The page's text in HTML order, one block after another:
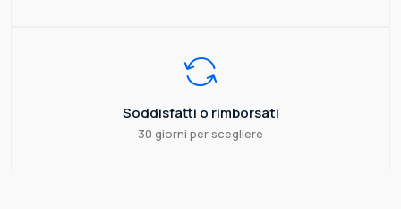
Soddisfatti o rimborsati
30 giorni per scegliere